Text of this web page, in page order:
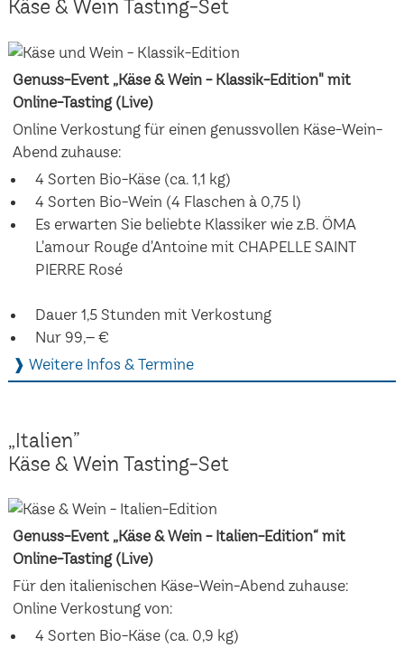
Käse & Wein Tasting-Set
Genuss-Event „Käse & Wein - Klassik-Edition" mit
Online-Tasting (Live)
Online Verkostung für einen genussvollen Käse-Wein-
Abend zuhause:
4 Sorten Bio-Käse (ca. 1,1 kg)
4 Sorten Bio-Wein (4 Flaschen à 0,75 l)
Es erwarten Sie beliebte Klassiker wie z.B. ÖMA
L'amour Rouge d'Antoine mit CHAPELLE SAINT
PIERRE Rosé
Dauer 1,5 Stunden mit Verkostung
Nur 99,– €
❱ Weitere Infos & Termine
„Italien”
Käse & Wein Tasting-Set
Genuss-Event „Käse & Wein - Italien-Edition“ mit
Online-Tasting (Live)
Für den italienischen Käse-Wein-Abend zuhause:
Online Verkostung von:
4 Sorten Bio-Käse (ca. 0,9 kg)